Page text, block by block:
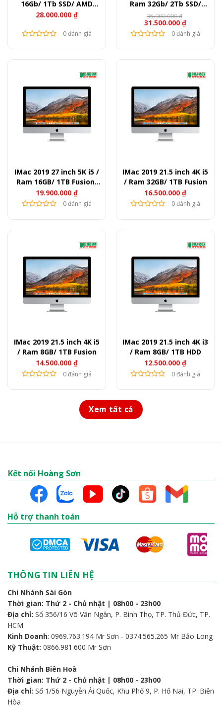
16Gb/ 1Tb SSD/ AMD
Radeon Pro 570 X
28.000.000 ₫
0 đánh giá
Ram 32Gb/ 2Tb SSD/
AMD Radeon Pro 580 X
31.500.000₫
35.000.000₫
0 đánh giá
IMac 2019 27 inch 5K i5 /
Ram 16GB/ 1TB Fusion/
AMD Radeon Pro 570
19.900.000 ₫
0 đánh giá
IMac 2019 21.5 inch 4K i5
/ Ram 32GB/ 1TB Fusion
16.500.000 ₫
0 đánh giá
IMac 2019 21.5 inch 4K i5
/ Ram 8GB/ 1TB Fusion
14.500.000 ₫
0 đánh giá
IMac 2019 21.5 inch 4K i3
/ Ram 8GB/ 1TB HDD
12.500.000 ₫
0 đánh giá
Xem tất cả
Kết nối Hoàng Sơn
Hỗ trợ thanh toán
THÔNG TIN LIÊN HỆ
Chi Nhánh Sài Gòn
Thời gian: Thứ 2 - Chủ nhật | 08h00 - 23h00
Địa chỉ: Số 356/16 Võ Văn Ngân, P. Bình Thọ, TP. Thủ Đức, TP.
HCM
Kinh Doanh: 0969.763.194 Mr Sơn - 0374.565.265 Mr Bảo Long
Kỹ Thuật: 0866.981.600 Mr Sơn
Chi Nhánh Biên Hoà
Thời gian: Thứ 2 - Chủ nhật | 08h00 - 23h00
Địa chỉ: Số 1/56 Nguyễn Ái Quốc, Khu Phố 9, P. Hố Nai, TP. Biên
Hòa